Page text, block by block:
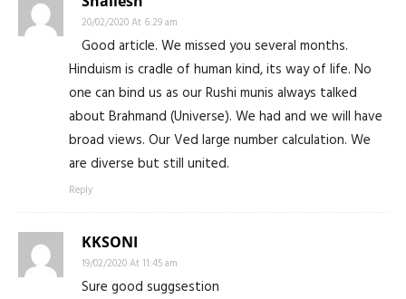
20/02/2020 At 6:29 am
Good article. We missed you several months.
Hinduism is cradle of human kind, its way of life. No
one can bind us as our Rushi munis always talked
about Brahmand (Universe). We had and we will have
broad views. Our Ved large number calculation. We
are diverse but still united.
Reply
KKSONI
19/02/2020 At 11:45 am
Sure good suggsestion